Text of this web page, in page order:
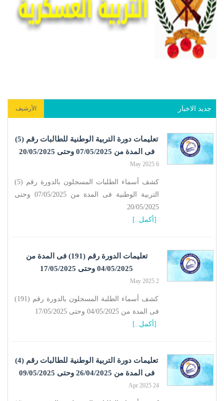
جديد الاخبار الأرشيف
تعليمات دورة التربية الوطنية للطالبات رقم (5)
فى المدة من 07/05/2025 وحتى 20/05/2025
6 May 2025
كشف أسماء الطلبات المسجلون بالدورة رقم (5)
التربية الوطنية فى المدة من 07/05/2025 وحتى
20/05/2025
[أكمل..]
تعليمات الدورة رقم (191) فى المدة من
04/05/2025 وحتى 17/05/2025
2 May 2025
كشف أسماء الطلبة المسجلون بالدورة رقم (191)
فى المدة من 04/05/2025 وحتى 17/05/2025
[أكمل..]
تعليمات دورة التربية الوطنية للطالبات رقم (4)
فى المدة من 26/04/2025 وحتى 09/05/2025
24 Apr 2025